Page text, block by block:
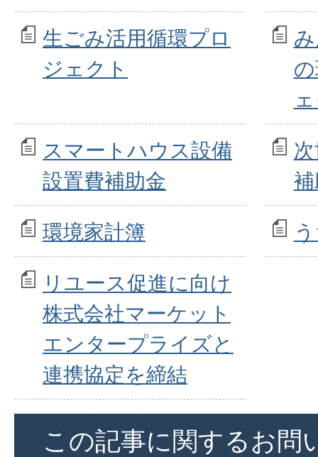
生ごみ活用循環プロ
ジェクト
スマートハウス設備
設置費補助金
環境家計簿
リユース促進に向け
株式会社マーケット
エンタープライズと
連携協定を締結
この記事に関するお問